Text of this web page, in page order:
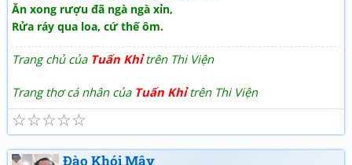
Ăn xong rượu đã ngà ngà xỉn,
Rửa ráy qua loa, cứ thế ôm.
Trang chủ của Tuấn Khỉtrên Thi Viện
Trang thơ cá nhân của Tuấn Khỉtrên Thi Viện
☆
☆
☆
☆
☆
Đào Khói Mây